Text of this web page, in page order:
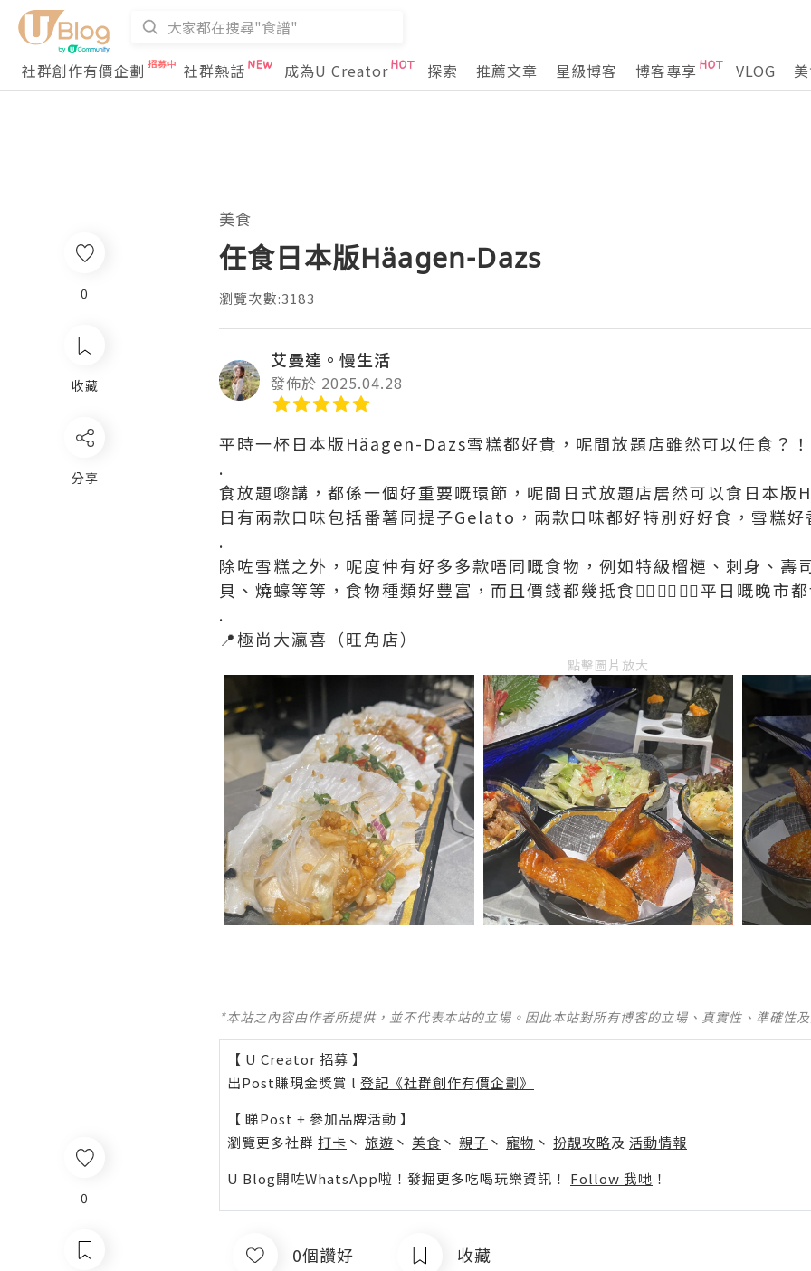
社群創作有價企劃 社群熱話 成為U Creator 探索 推薦文章 星級博客 博客專享 VLOG
0
美食
任食日本版Häagen-Dazs
瀏覽次數:3183
艾曼達。慢生活
發佈於 2025.04.28
平時一杯日本版Häagen-Dazs雪糕都好貴，呢間放題店雖然可以任食？
.
食放題嚟講，都係一個好重要嘅環節，呢間日式放題店居然可以食日本
日有兩款口味包括番薯同提子Gelato，兩款口味都好特別好好食，雪糕好
.
除咗雪糕之外，呢度仲有好多多款唔同嘅食物，例如特級榴槤、刺身、壽
貝、燒蠔等等，食物種類好豐富，而且價錢都幾抵食👍🏻👍🏻👍🏻平日嘅晚
.
📍極尚大瀛喜（旺角店）
點擊圖片放大
*本站之內容由作者所提供，並不代表本站的立場。因此本站對所有博客的立場、真實性、準確性
【 U Creator 招募 】
出Post賺現金獎賞 l 登記《社群創作有價企劃》
【 睇Post + 參加品牌活動 】
瀏覽更多社群 打卡 丶 旅遊 丶 美食 丶 親子 丶 寵物 丶 扮靚攻略及 活動情報
U Blog開咗WhatsApp啦！發掘更多吃喝玩樂資訊！ Follow 我哋 ！
0個讚好 收藏
0
收藏
分享